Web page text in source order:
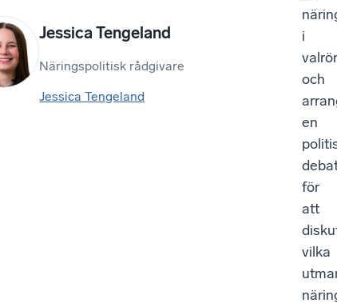
Jessica Tengeland
Näringspolitisk rådgivare
Jessica Tengeland
i
och
en
för
att
vilka